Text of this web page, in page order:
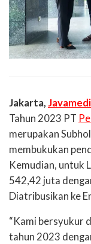
Jakarta,
Tahun 2023 PT
merupakan
membukukan
Kemudian, untuk
542,42 juta
Diatribusikan ke
“Kami bersyukur
tahun 2023